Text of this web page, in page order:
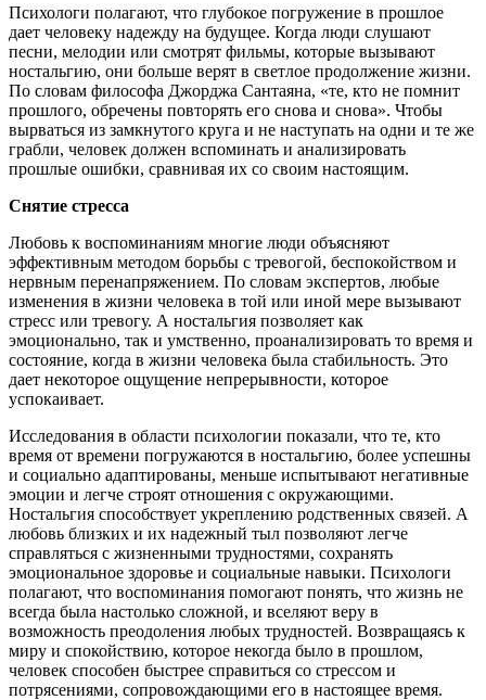
Психологи полагают, что глубокое погружение в прошлое
дает человеку надежду на будущее. Когда люди слушают
песни, мелодии или смотрят фильмы, которые вызывают
ностальгию, они больше верят в светлое продолжение жизни.
По словам философа Джорджа Сантаяна, «те, кто не помнит
прошлого, обречены повторять его снова и снова». Чтобы
вырваться из замкнутого круга и не наступать на одни и те же
грабли, человек должен вспоминать и анализировать
прошлые ошибки, сравнивая их со своим настоящим.
Снятие стресса
Любовь к воспоминаниям многие люди объясняют
эффективным методом борьбы с тревогой, беспокойством и
нервным перенапряжением. По словам экспертов, любые
изменения в жизни человека в той или иной мере вызывают
стресс или тревогу. А ностальгия позволяет как
эмоционально, так и умственно, проанализировать то время и
состояние, когда в жизни человека была стабильность. Это
дает некоторое ощущение непрерывности, которое
успокаивает.
Исследования в области психологии показали, что те, кто
время от времени погружаются в ностальгию, более успешны
и социально адаптированы, меньше испытывают негативные
эмоции и легче строят отношения с окружающими.
Ностальгия способствует укреплению родственных связей. А
любовь близких и их надежный тыл позволяют легче
справляться с жизненными трудностями, сохранять
эмоциональное здоровье и социальные навыки. Психологи
полагают, что воспоминания помогают понять, что жизнь не
всегда была настолько сложной, и вселяют веру в
возможность преодоления любых трудностей. Возвращаясь к
миру и спокойствию, которое некогда было в прошлом,
человек способен быстрее справиться со стрессом и
потрясениями, сопровождающими его в настоящее время.